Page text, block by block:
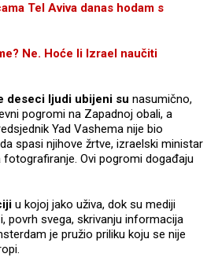
Tel Aviva danas hodam s
Ne. Hoće li Izrael naučiti
deseci ljudi ubijeni su nasumično,
pogromi na Zapadnoj obali, a
Yad Vashema nije bio
spasi njihove žrtve, izraelski ministar
Ovi pogromi događaju
u kojoj jako uživa, dok su mediji
povrh svega, skrivanju informacija
je pružio priliku koju se nije